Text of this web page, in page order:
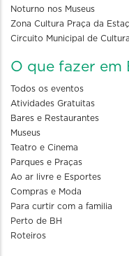
Noturno nos Museus
Zona Cultura Praça da
Circuito Municipal de Cultura
O que fazer em
Todos os eventos
Atividades Gratuitas
Bares e Restaurantes
Museus
Teatro e Cinema
Parques e Praças
Ao ar livre e Esportes
Compras e Moda
Para curtir com a familia
Perto de BH
Roteiros